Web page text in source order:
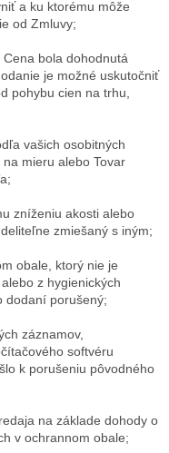
a ku ktorému môže
od Zmluvy;
bola dohodnutá
je možné uskutočniť
pohybu cien na trhu,
vašich osobitných
mieru alebo Tovar
zníženiu akosti alebo
zmiešaný s iným;
obale, ktorý nie je
z hygienických
dodaní porušený;
záznamov,
softvéru
k porušeniu pôvodného
na základe dohody o
v ochrannom obale;